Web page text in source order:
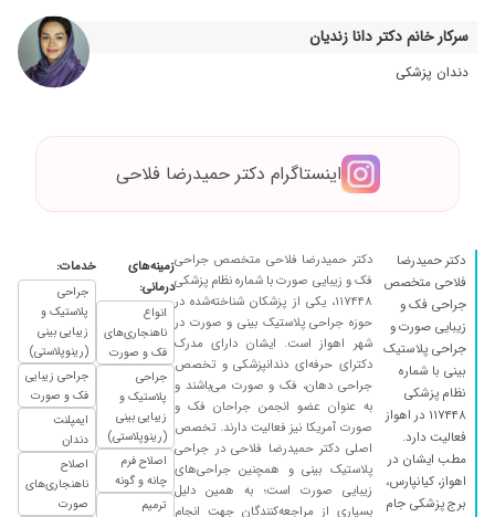
۱۴۰۰/۰۲/۲۱
فوق العاده ن ۱۴۰۰/۰۳/۰۲
۱۳۹۹/۱۲/۱۱
سرکار خانم دکتر دانا زندیان
دندان پزشکی
اینستاگرام دکتر حمیدرضا فلاحی
دکتر حمیدرضا
فلاحی متخصص
جراحی فک و
زیبایی صورت و
جراحی پلاستیک
بینی با شماره
نظام پزشکی
۱۱۷۴۴۸ در اهواز
فعالیت دارد.
مطب ایشان در
اهواز، کیانپارس،
برج پزشکی جام
دکتر حمیدرضا فلاحی متخصص جراحی
فک و زیبایی صورت با شماره نظام پزشکی
۱۱۷۴۴۸، یکی از پزشکان شناخته‌شده در
حوزه جراحی پلاستیک بینی و صورت در
شهر اهواز است. ایشان دارای مدرک
دکترای حرفه‌ای دندانپزشکی و تخصص
جراحی دهان، فک و صورت می‌باشند و
به عنوان عضو انجمن جراحان فک و
صورت آمریکا نیز فعالیت دارند. تخصص
اصلی دکتر حمیدرضا فلاحی در جراحی
پلاستیک بینی و همچنین جراحی‌های
زیبایی صورت است؛ به همین دلیل
بسیاری از مراجعه‌کنندگان جهت انجام
زمینه‌های
درمانی:
انواع
ناهنجاری‌های
فک و صورت
جراحی
پلاستیک و
زیبایی بینی
(رینوپلاستی)
اصلاح فرم
چانه و گونه
ترمیم
خدمات:
جراحی
پلاستیک و
زیبایی بینی
(رینوپلاستی)
جراحی زیبایی
فک و صورت
ایمپلنت
دندان
اصلاح
ناهنجاری‌های
صورت